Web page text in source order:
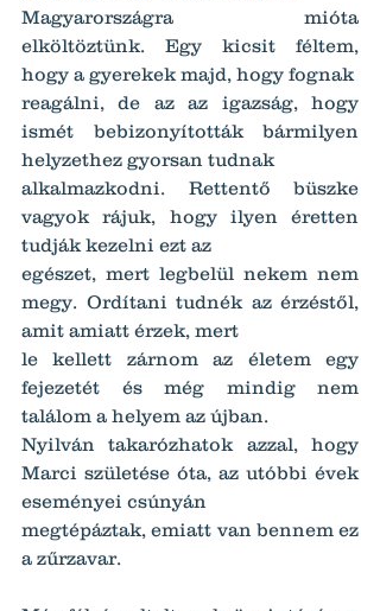
Magyarországra mióta
elköltöztünk. Egy kicsit féltem,
hogy a gyerekek majd, hogy fognak
reagálni, de az az igazság, hogy
ismét bebizonyították bármilyen
helyzethez gyorsan tudnak
alkalmazkodni. Rettentő büszke
vagyok rájuk, hogy ilyen éretten
tudják kezelni ezt az
egészet, mert legbelül nekem nem
megy. Ordítani tudnék az érzéstől,
amit amiatt érzek, mert
le kellett zárnom az életem egy
fejezetét és még mindig nem
találom a helyem az újban.
Nyilván takarózhatok azzal, hogy
Marci születése óta, az utóbbi évek
eseményei csúnyán
megtépáztak, emiatt van bennem ez
a zűrzavar.